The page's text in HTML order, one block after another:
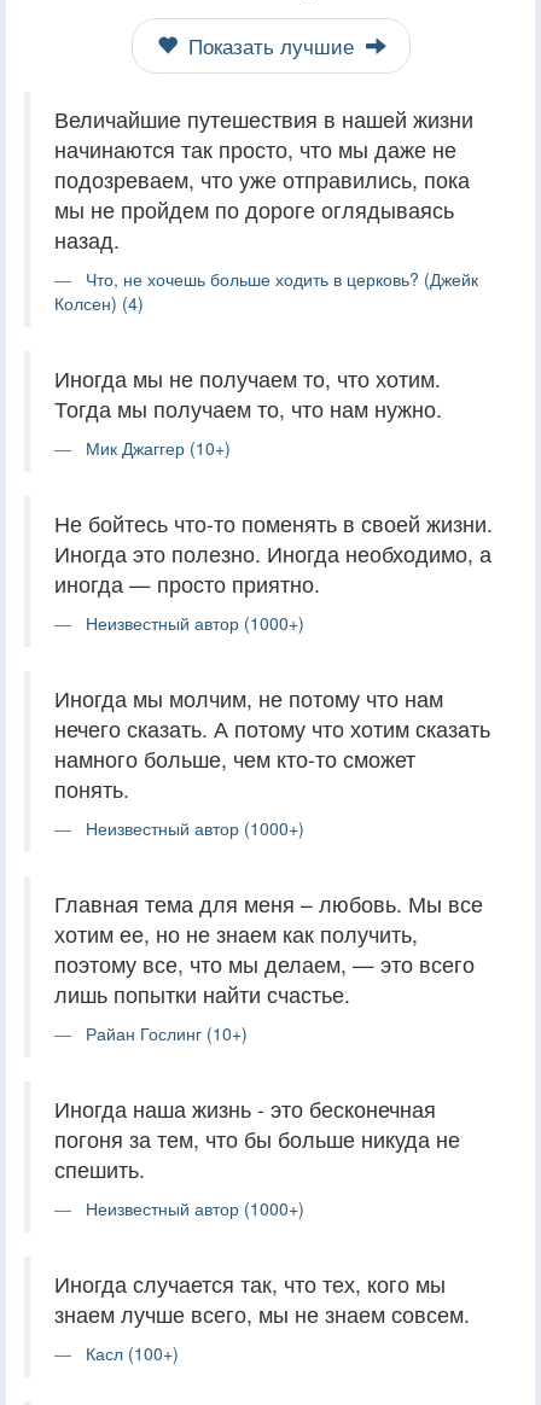
Показать лучшие
Величайшие путешествия в нашей жизни
начинаются так просто, что мы даже не
подозреваем, что уже отправились, пока
мы не пройдем по дороге оглядываясь
назад.
Что, не хочешь больше ходить в церковь? (Джейк
Колсен) (4)
Иногда мы не получаем то, что хотим.
Тогда мы получаем то, что нам нужно.
Мик Джаггер (10+)
Не бойтесь что-то поменять в своей жизни.
Иногда это полезно. Иногда необходимо, а
иногда — просто приятно.
Неизвестный автор (1000+)
Иногда мы молчим, не потому что нам
нечего сказать. А потому что хотим сказать
намного больше, чем кто-то сможет
понять.
Неизвестный автор (1000+)
Главная тема для меня – любовь. Мы все
хотим ее, но не знаем как получить,
поэтому все, что мы делаем, — это всего
лишь попытки найти счастье.
Райан Гослинг (10+)
Иногда наша жизнь - это бесконечная
погоня за тем, что бы больше никуда не
спешить.
Неизвестный автор (1000+)
Иногда случается так, что тех, кого мы
знаем лучше всего, мы не знаем совсем.
Касл (100+)